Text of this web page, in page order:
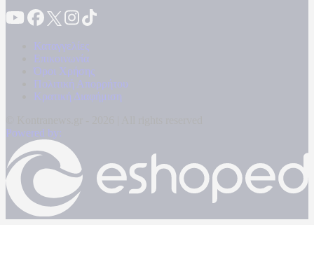
Καταγγελίες
Επικοινωνία
Όροι Χρήσης
Πολιτική Απορρήτου
Κρατική Διαφήμιση
Powered by: